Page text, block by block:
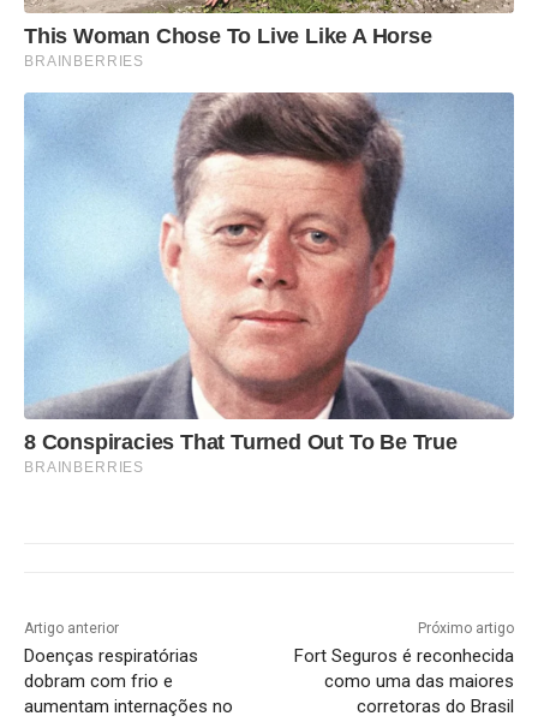
This Woman Chose To Live Like A Horse
BRAINBERRIES
8 Conspiracies That Turned Out To Be True
BRAINBERRIES
Artigo anterior
Doenças respiratórias
dobram com frio e
aumentam internações no
Próximo artigo
Fort Seguros é reconhecida
como uma das maiores
corretoras do Brasil